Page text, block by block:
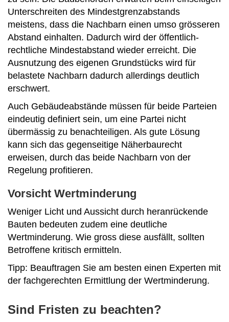
Unterschreiten des Mindestgrenzabstands
meistens, dass die Nachbarn einen umso grösseren
Abstand einhalten. Dadurch wird der öffentlich-
rechtliche Mindestabstand wieder erreicht. Die
Ausnutzung des eigenen Grundstücks wird für
belastete Nachbarn dadurch allerdings deutlich
erschwert.
Auch Gebäudeabstände müssen für beide Parteien
eindeutig definiert sein, um eine Partei nicht
übermässig zu benachteiligen. Als gute Lösung
kann sich das gegenseitige Näherbaurecht
erweisen, durch das beide Nachbarn von der
Regelung profitieren.
Vorsicht Wertminderung
Weniger Licht und Aussicht durch heranrückende
Bauten bedeuten zudem eine deutliche
Wertminderung. Wie gross diese ausfällt, sollten
Betroffene kritisch ermitteln.
Tipp: Beauftragen Sie am besten einen Experten mit
der fachgerechten Ermittlung der Wertminderung.
Sind Fristen zu beachten?